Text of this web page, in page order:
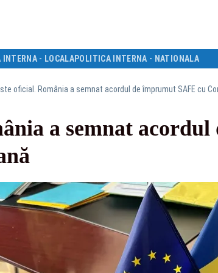
INTERNA - LOCALAPOLITICA INTERNA - NATIONALA
oficial. România a semnat acordul de împrumut SAFE cu
a semnat